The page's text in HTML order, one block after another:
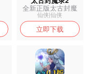
全新正版太古封魔
录2返利服，...
仙侠|仙侠
立即下载